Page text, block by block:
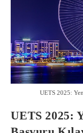
UETS 2025:
UETS 2025: